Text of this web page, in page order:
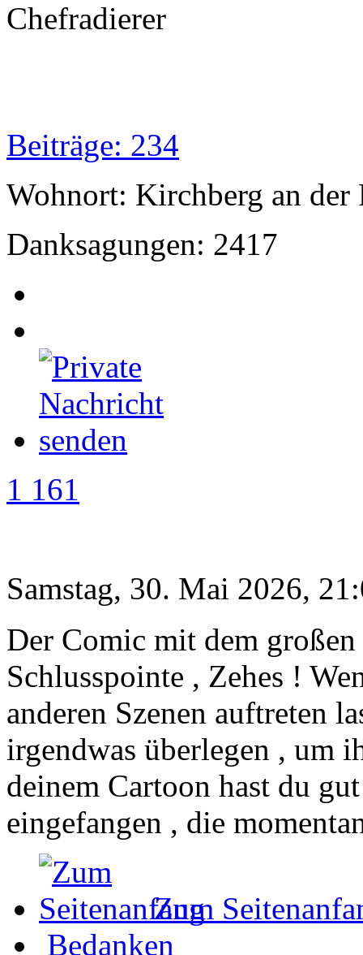
Chefradierer
Beiträge: 234
Wohnort: Kirchberg an der
Danksagungen: 2417
1 161
Samstag, 30. Mai 2026,
Der Comic mit dem
Schlusspointe , Zehes !
anderen Szenen auftreten
irgendwas überlegen , um
deinem Cartoon hast du
eingefangen , die
Zum
Bedanken